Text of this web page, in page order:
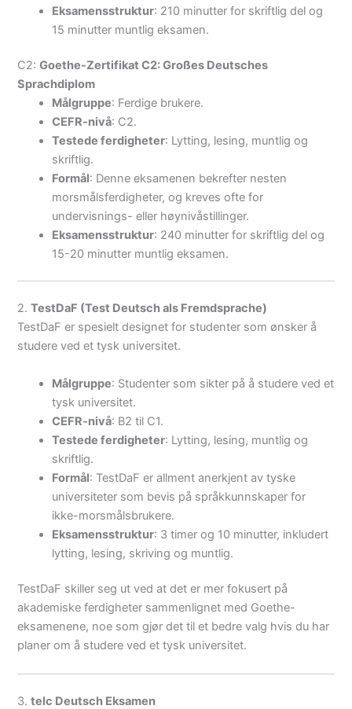
Eksamensstruktur: 210 minutter for skriftlig del og
15 minutter muntlig eksamen.
C2:Goethe-Zertifikat C2: Großes Deutsches
Sprachdiplom
Målgruppe: Ferdige brukere.
CEFR-nivå: C2.
Testede ferdigheter: Lytting, lesing, muntlig og
skriftlig.
Formål: Denne eksamenen bekrefter nesten
morsmålsferdigheter, og kreves ofte for
undervisnings- eller høynivåstillinger.
Eksamensstruktur: 240 minutter for skriftlig del og
15-20 minutter muntlig eksamen.
2.TestDaF (Test Deutsch als Fremdsprache)
TestDaF er spesielt designet for studenter som ønsker å
studere ved et tysk universitet.
Målgruppe: Studenter som sikter på å studere ved et
tysk universitet.
CEFR-nivå: B2 til C1.
Testede ferdigheter: Lytting, lesing, muntlig og
skriftlig.
Formål: TestDaF er allment anerkjent av tyske
universiteter som bevis på språkkunnskaper for
ikke-morsmålsbrukere.
Eksamensstruktur: 3 timer og 10 minutter, inkludert
lytting, lesing, skriving og muntlig.
TestDaF skiller seg ut ved at det er mer fokusert på
akademiske ferdigheter sammenlignet med Goethe-
eksamenene, noe som gjør det til et bedre valg hvis du har
planer om å studere ved et tysk universitet.
3.telc Deutsch Eksamen